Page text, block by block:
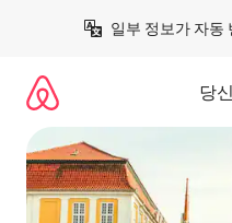
일부 정보가 자동
당